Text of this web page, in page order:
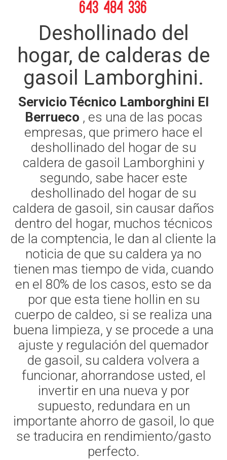
643 484 336
Deshollinado del
hogar, de calderas de
gasoil Lamborghini.
Servicio Técnico Lamborghini El
Berrueco , es una de las pocas
empresas, que primero hace el
deshollinado del hogar de su
caldera de gasoil Lamborghini y
segundo, sabe hacer este
deshollinado del hogar de su
caldera de gasoil, sin causar daños
dentro del hogar, muchos técnicos
de la comptencia, le dan al cliente la
noticia de que su caldera ya no
tienen mas tiempo de vida, cuando
en el 80% de los casos, esto se da
por que esta tiene hollin en su
cuerpo de caldeo, si se realiza una
buena limpieza, y se procede a una
ajuste y regulación del quemador
de gasoil, su caldera volvera a
funcionar, ahorrandose usted, el
invertir en una nueva y por
supuesto, redundara en un
importante ahorro de gasoil, lo que
se traducira en rendimiento/gasto
perfecto.